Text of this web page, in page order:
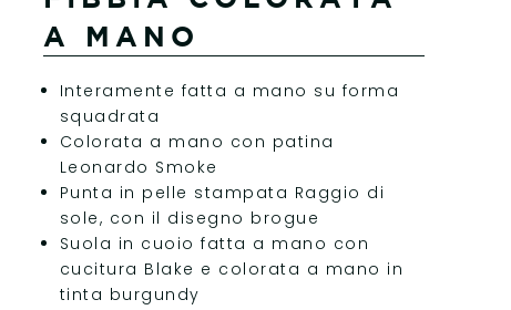
A MANO
Interamente fatta a mano su forma
squadrata
Colorata a mano con patina
Leonardo Smoke
Punta in pelle stampata Raggio di
sole, con il disegno brogue
Suola in cuoio fatta a mano con
cucitura Blake e colorata a mano in
tinta burgundy